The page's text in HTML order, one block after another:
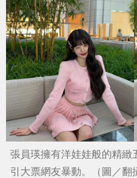
張員瑛擁有洋娃娃般的精緻
引大票網友暴動。（圖／翻